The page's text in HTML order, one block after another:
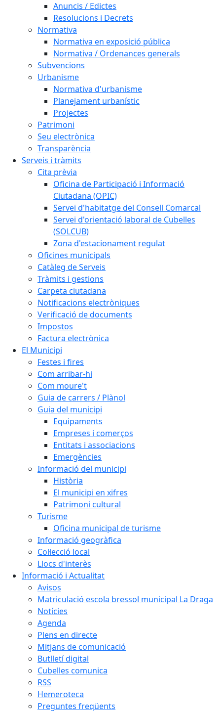
Anuncis / Edictes
Resolucions i Decrets
Normativa
Normativa en exposició pública
Normativa / Ordenances generals
Subvencions
Urbanisme
Normativa d'urbanisme
Planejament urbanístic
Projectes
Patrimoni
Seu electrònica
Transparència
Serveis i tràmits
Cita prèvia
Oficina de Participació i Informació
Ciutadana (OPIC)
Servei d'habitatge del Consell Comarcal
Servei d'orientació laboral de Cubelles
(SOLCUB)
Zona d'estacionament regulat
Oficines municipals
Catàleg de Serveis
Tràmits i gestions
Carpeta ciutadana
Notificacions electròniques
Verificació de documents
Impostos
Factura electrònica
El Municipi
Festes i fires
Com arribar-hi
Com moure't
Guia de carrers / Plànol
Guia del municipi
Equipaments
Empreses i comerços
Entitats i associacions
Emergències
Informació del municipi
Història
El municipi en xifres
Patrimoni cultural
Turisme
Oficina municipal de turisme
Informació geogràfica
Col·lecció local
Llocs d'interès
Informació i Actualitat
Avisos
Matriculació escola bressol municipal La Draga
Notícies
Agenda
Plens en directe
Mitjans de comunicació
Butlletí digital
Cubelles comunica
RSS
Hemeroteca
Preguntes freqüents